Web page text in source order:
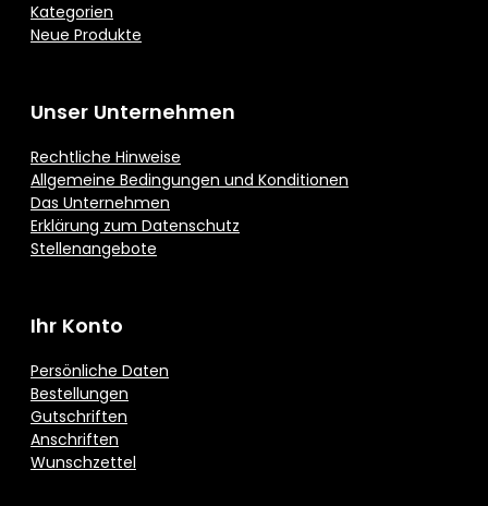
Kategorien
Neue Produkte
Unser Unternehmen
Rechtliche Hinweise
Allgemeine Bedingungen und Konditionen
Das Unternehmen
Erklärung zum Datenschutz
Stellenangebote
Ihr Konto
Persönliche Daten
Bestellungen
Gutschriften
Anschriften
Wunschzettel